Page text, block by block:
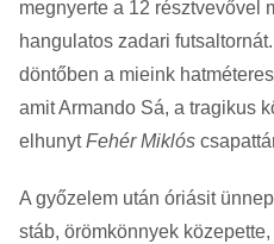
megnyerte a 12 résztvevővel
hangulatos zadari
döntőben a mieink
amit Armando Sá, a tragikus
elhunytFehér Miklós
A győzelem után óriásit
stáb, örömkönnyek